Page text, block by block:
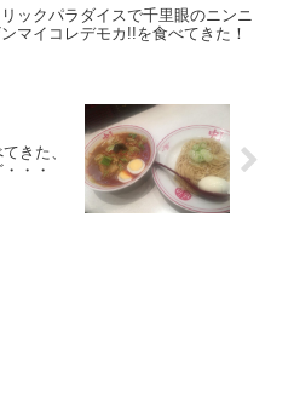
ックパラダイスで千里眼のニンニ
マイコレデモカ!!を食べてきた！
きた、
・・